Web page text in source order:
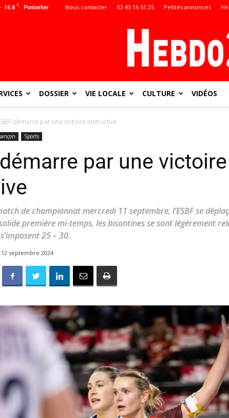
16.8 C Pontarlier Nous contacter 03 45 16 51 25 Petites annonces
:
locale
DOSSIER VIE LOCALE CULTURE VIDÉOS
démarre par une victoire instructive
Sports
démarre par une victoire
de championnat mercredi 11 septembre, l’ESBF se
première mi-temps, les bisontines se sont légèrement
25 – 30.
12 septembre 2024